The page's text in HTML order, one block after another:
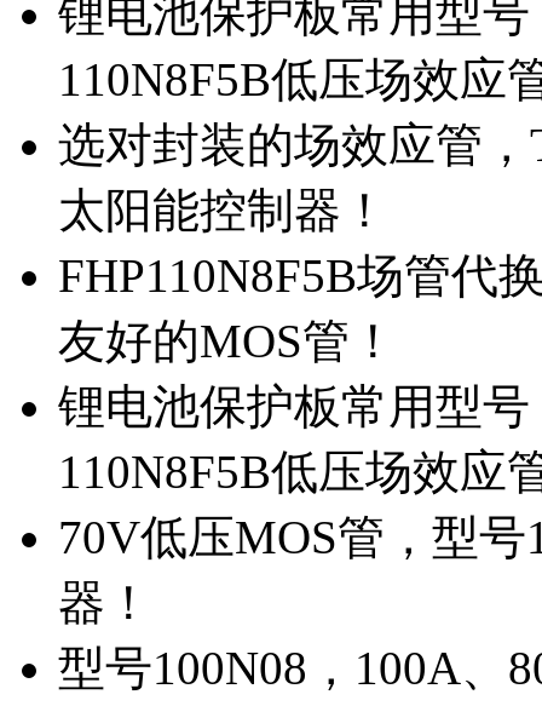
锂电池保护板常用型
110N8F5B低压场效应
选对封装的场效应管
太阳能控制器！
FHP110N8F5B场管代
友好的MOS管！
锂电池保护板常用型
110N8F5B低压场效应
70V低压MOS管，型
器！
型号100N08，100A、